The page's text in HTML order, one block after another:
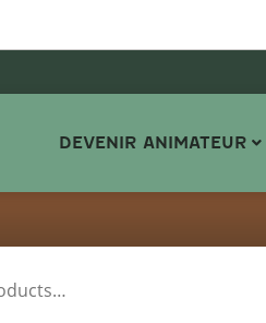
DEVENIR ANIMATEUR